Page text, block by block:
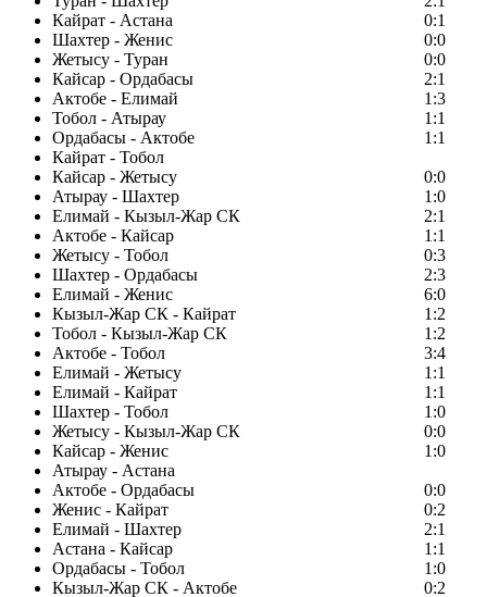
Кайрат - Астана
0:1
Шахтер - Женис
0:0
Жетысу - Туран
0:0
Кайсар - Ордабасы
2:1
Актобе - Елимай
1:3
Тобол - Атырау
1:1
Ордабасы - Актобе
1:1
Кайрат - Тобол
Кайсар - Жетысу
0:0
Атырау - Шахтер
1:0
Елимай - Кызыл-Жар СК
2:1
Актобе - Кайсар
1:1
Жетысу - Тобол
0:3
Шахтер - Ордабасы
2:3
Елимай - Женис
6:0
Кызыл-Жар СК - Кайрат
1:2
Тобол - Кызыл-Жар СК
1:2
Актобе - Тобол
3:4
Елимай - Жетысу
1:1
Елимай - Кайрат
1:1
Шахтер - Тобол
1:0
Жетысу - Кызыл-Жар СК
0:0
Кайсар - Женис
1:0
Атырау - Астана
Актобе - Ордабасы
0:0
Женис - Кайрат
0:2
Елимай - Шахтер
2:1
Астана - Кайсар
1:1
Ордабасы - Тобол
1:0
Кызыл-Жар СК - Актобе
0:2